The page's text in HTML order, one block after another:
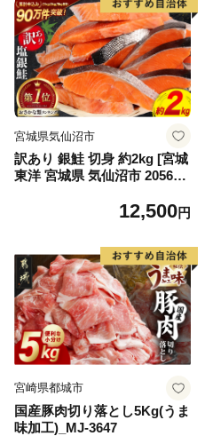
宮城県気仙沼市
訳あり 銀鮭 切身 約2kg [宮城
東洋 宮城県 気仙沼市 205649
格外 不揃い さけ サケ 鮭切身
切り身 魚 わけあり
12,500円
宮崎県都城市
国産豚肉切り落とし5Kg(うま
味加工)_MJ-3647